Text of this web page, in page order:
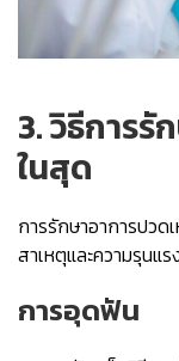
3. วิธีการรั
ในสุด
การรักษาอาการปว
สาเหตุและความรุนแ
การอุดฟัน